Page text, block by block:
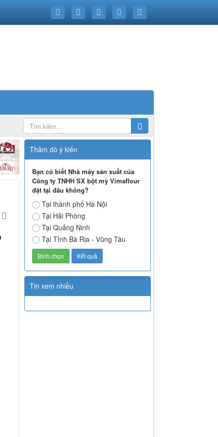
Thăm dò ý kiến
Bạn có biết Nhà máy sản xuất của
Công ty TNHH SX bột mỳ Vimaflour
đặt tại đâu không?
Tại thành phố Hà Nội
Tại Hải Phòng
Tại Quảng Ninh
Tại Tỉnh Bà Rịa - Vũng Tàu
Tin xem nhiều